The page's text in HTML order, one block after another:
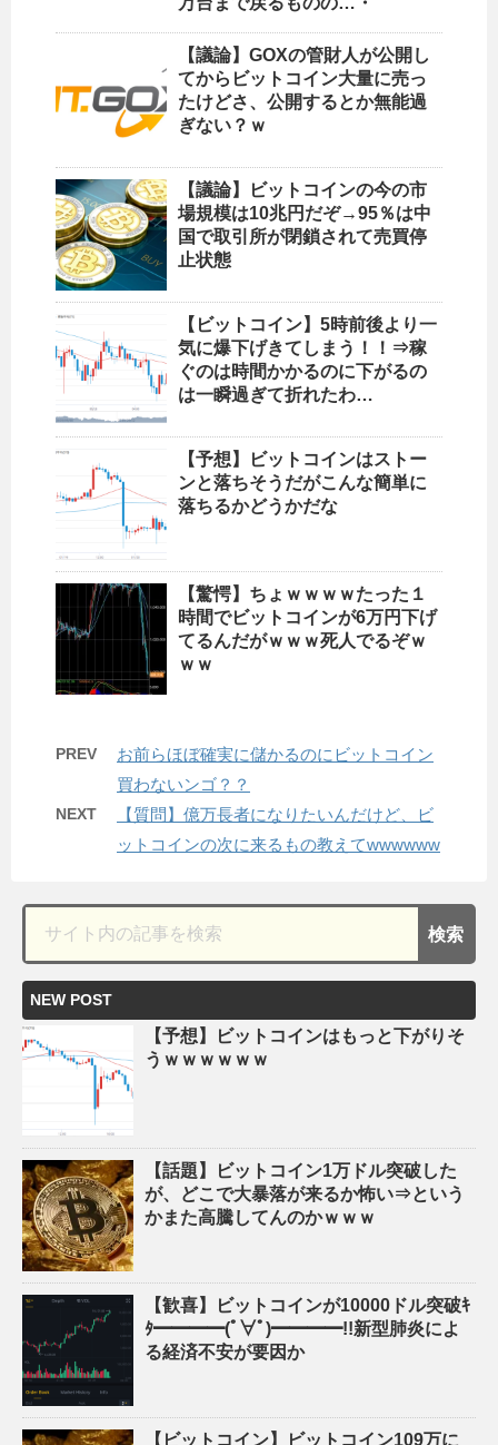
【議論】GOXの管財人が公開し
てからビットコイン大量に売っ
たけどさ、公開するとか無能過
ぎない？ｗ
【議論】ビットコインの今の市
場規模は10兆円だぞ→95％は中
国で取引所が閉鎖されて売買停
止状態
【ビットコイン】5時前後より一
気に爆下げきてしまう！！⇒稼
ぐのは時間かかるのに下がるの
は一瞬過ぎて折れたわ…
【予想】ビットコインはストー
ンと落ちそうだがこんな簡単に
落ちるかどうかだな
【驚愕】ちょｗｗｗｗたった１
時間でビットコインが6万円下げ
てるんだがｗｗｗ死人でるぞｗ
ｗｗ
PREV
お前らほぼ確実に儲かるのにビットコイン
買わないンゴ？？
NEXT
【質問】億万長者になりたいんだけど、ビ
ットコインの次に来るもの教えてwwwwww
NEW POST
【予想】ビットコインはもっと下がりそ
うｗｗｗｗｗｗ
【話題】ビットコイン1万ドル突破した
が、どこで大暴落が来るか怖い⇒という
かまた高騰してんのかｗｗｗ
【歓喜】ビットコインが10000ドル突破ｷ
ﾀ━━━━(ﾟ∀ﾟ)━━━━!!新型肺炎によ
る経済不安が要因か
【ビットコイン】ビットコイン109万に